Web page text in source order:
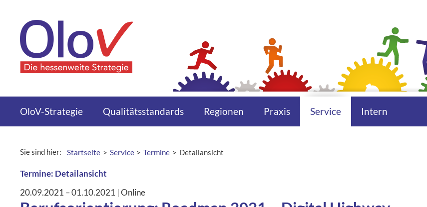
OloV-Strategie Qualitätsstandards Regionen Praxis Service Intern
Sie sind hier: Startseite Service Termine aktuelle Seite:
Detailansicht
Termine: Detailansicht
20.09.2021 –01.10.2021 |Ort:
Online